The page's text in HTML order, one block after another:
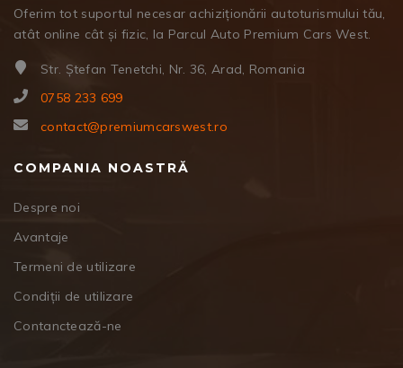
Oferim tot suportul necesar achiziționării autoturismului tău,
atât online cât și fizic, la Parcul Auto Premium Cars West.
Str. Ștefan Tenetchi, Nr. 36, Arad, Romania
0758 233 699
contact@premiumcarswest.ro
COMPANIA NOASTRĂ
Despre noi
Avantaje
Termeni de utilizare
Condiții de utilizare
Contanctează-ne